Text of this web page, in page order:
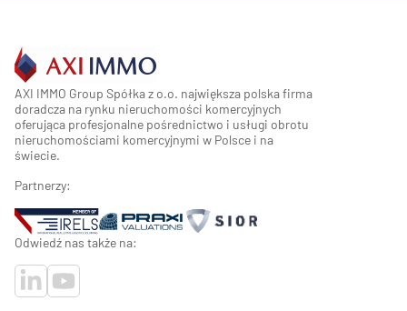
AXI IMMO Group Spółka z o.o. największa polska firma
doradcza na rynku nieruchomości komercyjnych
oferująca profesjonalne pośrednictwo i usługi obrotu
nieruchomościami komercyjnymi w Polsce i na
świecie.
Partnerzy:
Odwiedź nas także na: